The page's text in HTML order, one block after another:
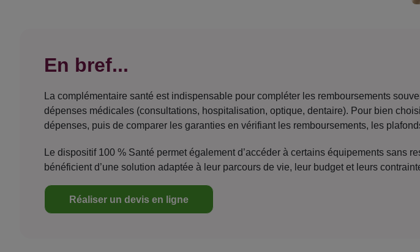
En bref...
La complémentaire santé est indispensable pour compléter les remboursements
dépenses médicales (consultations, hospitalisation, optique, dentaire). Pour bien
dépenses, puis de comparer les garanties en vérifiant les remboursements, les
Le dispositif 100 % Santé permet également d’accéder à certains équipements sans
bénéficient d’une solution adaptée à leur parcours de vie, leur budget et leurs
Réaliser un devis en ligne